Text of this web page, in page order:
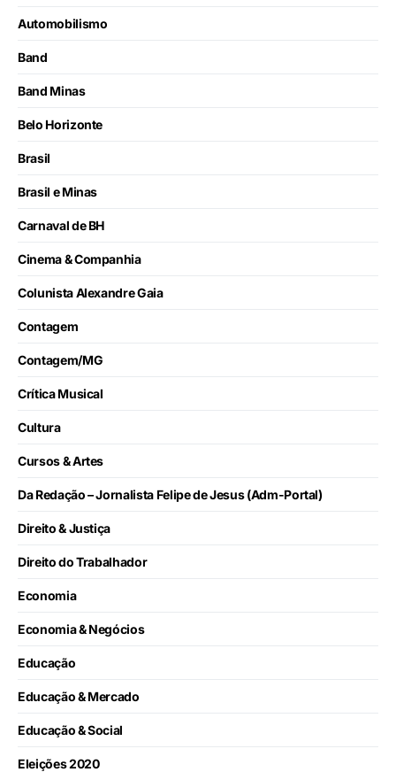
Automobilismo
Band
Band Minas
Belo Horizonte
Brasil
Brasil e Minas
Carnaval de BH
Cinema & Companhia
Colunista Alexandre Gaia
Contagem
Contagem/MG
Crítica Musical
Cultura
Cursos & Artes
Da Redação – Jornalista Felipe de Jesus (Adm-Portal)
Direito & Justiça
Direito do Trabalhador
Economia
Economia & Negócios
Educação
Educação & Mercado
Educação & Social
Eleições 2020